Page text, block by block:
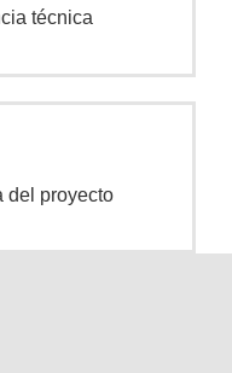
técnica
del proyecto